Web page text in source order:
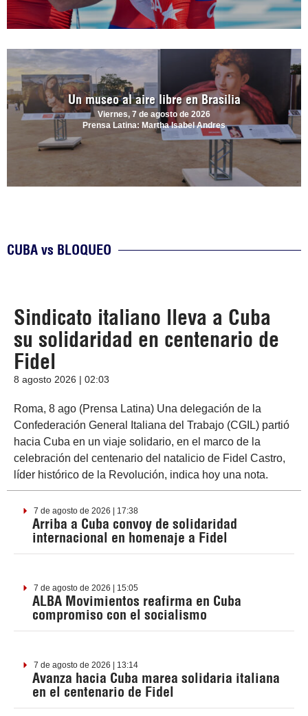
Un museo al aire libre en Brasilia
Viernes, 7 de agosto de 2026
Prensa Latina: Martha Isabel Andres
CUBA vs BLOQUEO
Sindicato italiano lleva a Cuba
su solidaridad en centenario de
Fidel
8 agosto 2026 | 02:03
Roma, 8 ago (Prensa Latina) Una delegación de la
Confederación General Italiana del Trabajo (CGIL) partió
hacia Cuba en un viaje solidario, en el marco de la
celebración del centenario del natalicio de Fidel Castro,
líder histórico de la Revolución, indica hoy una nota.
7 de agosto de 2026 | 17:38
Arriba a Cuba convoy de solidaridad
internacional en homenaje a Fidel
7 de agosto de 2026 | 15:05
ALBA Movimientos reafirma en Cuba
compromiso con el socialismo
7 de agosto de 2026 | 13:14
Avanza hacia Cuba marea solidaria italiana
en el centenario de Fidel